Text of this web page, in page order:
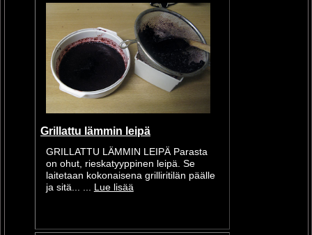
Grillattu lämmin leipä
GRILLATTU LÄMMIN LEIPÄ Parasta
on ohut, rieskatyyppinen leipä. Se
laitetaan kokonaisena grilliritilän päälle
ja sitä... ...
Lue lisää